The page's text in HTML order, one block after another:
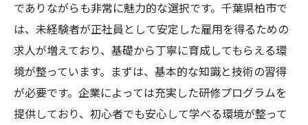
でありながらも非常に魅力的な選択です。千葉県柏市で
は、未経験者が正社員として安定した雇用を得るための
求人が増えており、基礎から丁寧に育成してもらえる環
境が整っています。まずは、基本的な知識と技術の習得
が必要です。企業によっては充実した研修プログラムを
提供しており、初心者でも安心して学べる環境が整って